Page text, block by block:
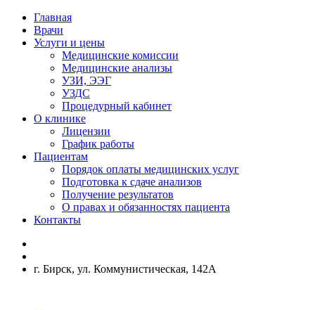
Главная
Врачи
Услуги и цены
Медицинские комиссии
Медицинские анализы
УЗИ, ЭЭГ
УЗДС
Процедурный кабинет
О клинике
Лицензии
График работы
Пациентам
Порядок оплаты медицинских услуг
Подготовка к сдаче анализов
Получение результатов
О правах и обязанностях пациента
Контакты
г. Бирск, ул. Коммунистическая, 142А